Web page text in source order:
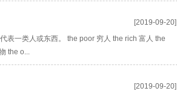
[2019-09-20]
表一类人或东西。 the poor 穷人 the rich 富人 the
the o...
[2019-09-20]